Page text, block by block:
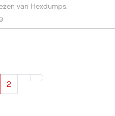
van Hexdumps.
2